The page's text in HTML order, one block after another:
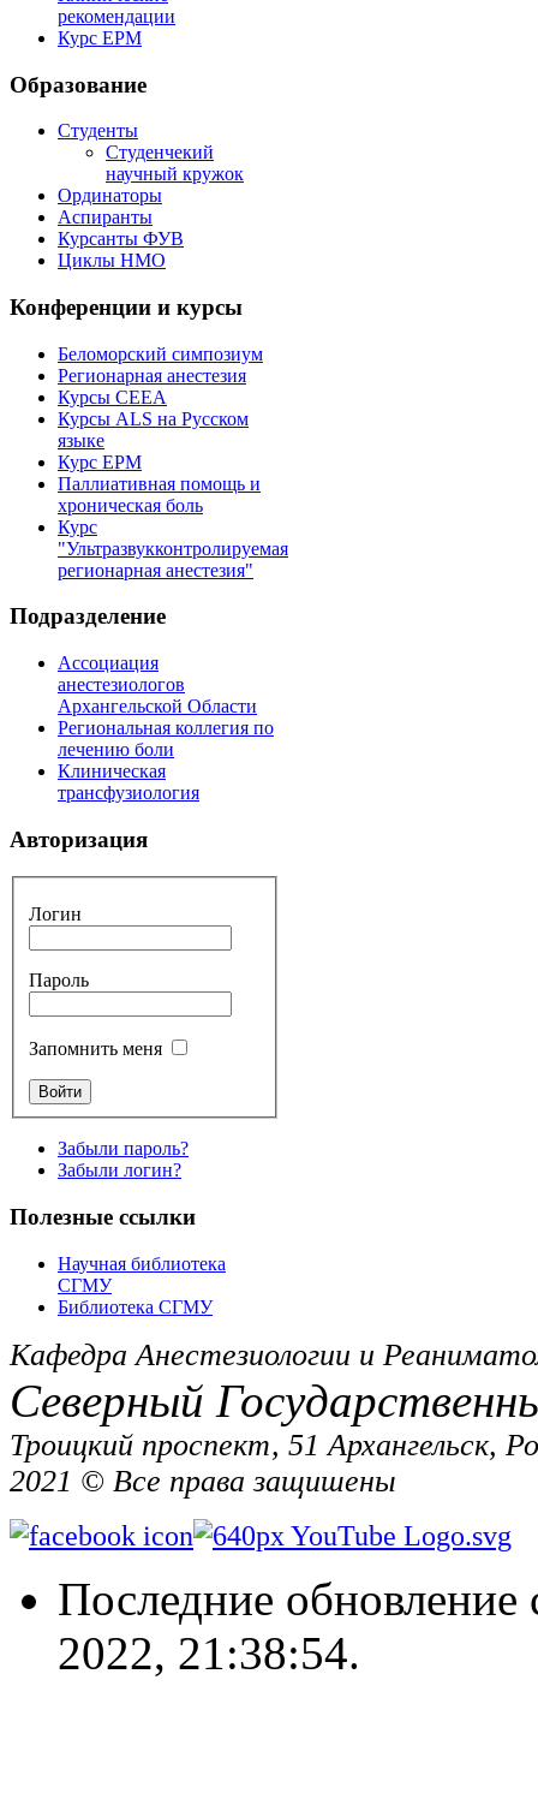
рекомендации
Курс EPM
Образование
Студенты
Студенчекий
научный кружок
Ординаторы
Аспиранты
Курсанты ФУВ
Циклы НМО
Конференции и курсы
Беломорский симпозиум
Регионарная анестезия
Курсы CEEA
Курсы ALS на Русском
языке
Курс EPM
Паллиативная помощь и
хроническая боль
Курс
"Ультразвукконтролируемая
регионарная анестезия"
Подразделение
Ассоциация
анестезиологов
Архангельской Области
Региональная коллегия по
лечению боли
Клиническая
трансфузиология
Авторизация
Логин
Пароль
Запомнить меня
Забыли пароль?
Забыли логин?
Полезные ссылки
Научная библиотека
СГМУ
Библиотека СГМУ
Кафедра Анестезиологии и
Северный
Троицкий проспект, 51 Архангельск,
2021 © Все права защишены
Последние обновление
2022, 21:38:54.